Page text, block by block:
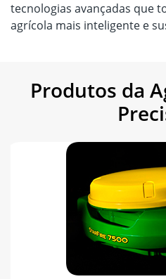
tecnologias avançadas que
agrícola mais inteligente e
Produtos da